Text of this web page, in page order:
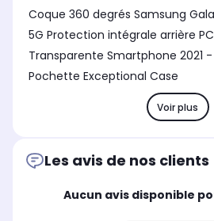
Coque 360 degrés Samsung
5G Protection intégrale arrière
Transparente Smartphone 2021
Pochette Exceptional Case
Voir plus
Les avis de nos clients
Aucun avis disponible